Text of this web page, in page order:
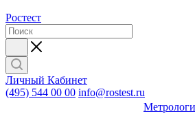
Ростест
Личный Кабинет
(495) 544 00 00 info@rostest.ru